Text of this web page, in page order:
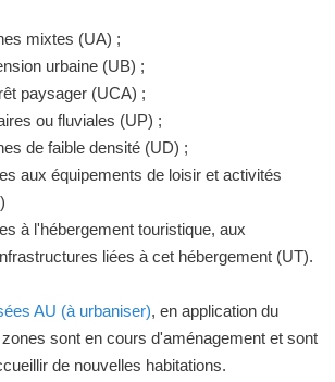
mixtes (UA) ;
urbaine (UB) ;
paysager (UCA) ;
ou fluviales (UP) ;
de faible densité (UD) ;
aux équipements de loisir et activités
à l'hébergement touristique, aux
liées à cet hébergement (UT).
AU (à urbaniser), en application du
sont en cours d'aménagement et sont
de nouvelles habitations.